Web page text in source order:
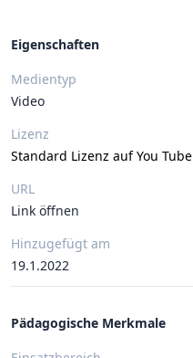
Eigenschaften
Medientyp
Video
Lizenz
Standard Lizenz auf You Tube
URL
Link öffnen
Hinzugefügt am
19.1.2022
Pädagogische Merkmale